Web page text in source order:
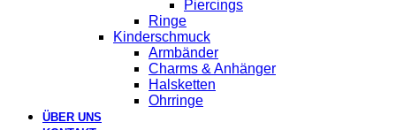
Piercings
Ringe
Kinderschmuck
Armbänder
Charms & Anhänger
Halsketten
Ohrringe
ÜBER UNS